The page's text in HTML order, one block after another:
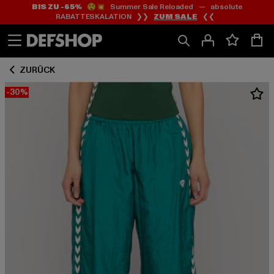
Zum
Inhalt
springen
Zum
Fußzeile
springen
BIS ZU -65%😲💥 Summer Sale Reloaded — absolute
RABATTESKALATION ❯❯ ZUM SALE ❮❮
ZURÜCK
-30%